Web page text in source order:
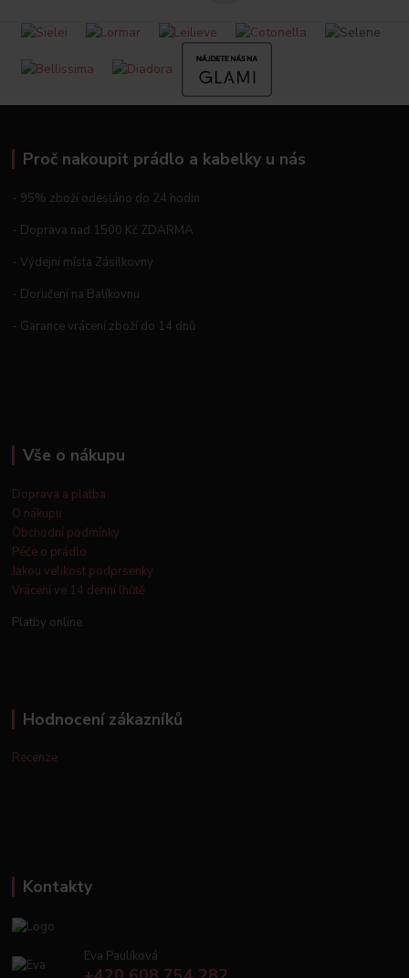
Proč nakoupit prádlo a kabelky u nás
- 95% zboží odesláno do 24 hodin
- Doprava nad 1500 Kč ZDARMA
- Výdejní místa Zásilkovny
- Doručení na Balíkovnu
- Garance vrácení zboží do 14 dnů
Vše o nákupu
Doprava a platba
O nákupu
Obchodní podmínky
Péče o prádlo
Jakou velikost podprsenky
Vrácení ve 14 denní lhůtě
Platby online
Hodnocení zákazníků
Recenze
Kontakty
Eva Paulíková